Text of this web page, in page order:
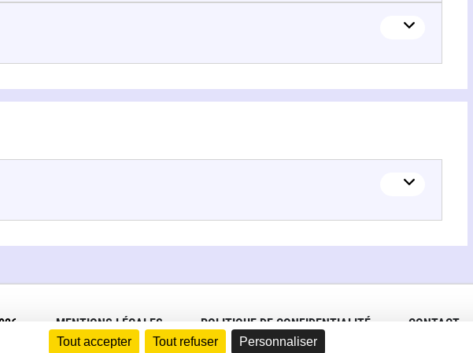
Tout accepter Tout refuser Personnaliser
MENTIONS LÉGALES POLITIQUE DE CONFIDENTIALITÉ CONTACT